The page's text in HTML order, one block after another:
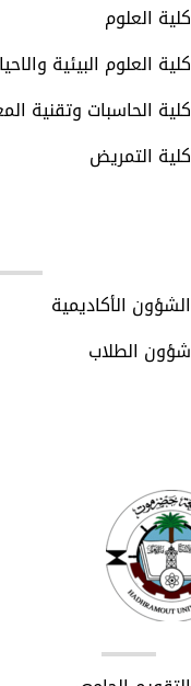
كلية العلوم
كلية العلوم البيئية
كلية الحاسبات وتقنية
كلية التمريض
الشؤون الأكاديمية
شؤون الطلاب